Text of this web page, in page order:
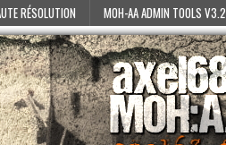
RÉSOLUTION MOH-AA ADMIN TOOLS V3.2